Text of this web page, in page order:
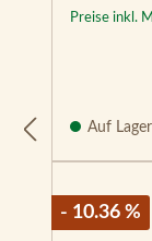
Preise inkl.
Auf
- 10.36 %